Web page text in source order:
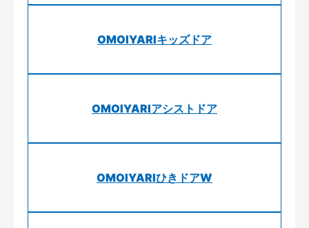
OMOIYARIキッズドア
OMOIYARIアシストドア
OMOIYARIひきドアW